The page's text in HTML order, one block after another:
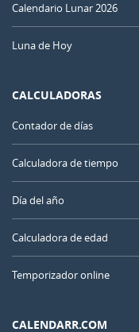
Calendario Lunar 2026
Luna de Hoy
CALCULADORAS
Contador de días
Calculadora de tiempo
Día del año
Calculadora de edad
Temporizador online
CALENDARR.COM